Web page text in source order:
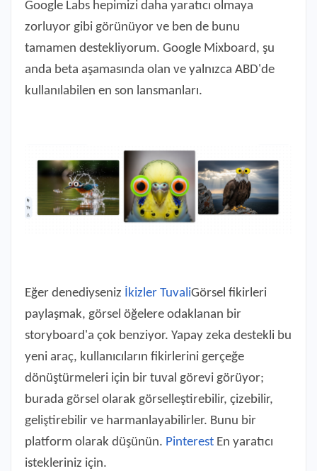
Google Labs hepimizi daha yaratıcı olmaya
zorluyor gibi görünüyor ve ben de bunu
tamamen destekliyorum. Google Mixboard, şu
anda beta aşamasında olan ve yalnızca ABD'de
kullanılabilen en son lansmanları.
Eğer denediyseniz İkizler TuvaliGörsel fikirleri
paylaşmak, görsel öğelere odaklanan bir
storyboard'a çok benziyor. Yapay zeka destekli bu
yeni araç, kullanıcıların fikirlerini gerçeğe
dönüştürmeleri için bir tuval görevi görüyor;
burada görsel olarak görselleştirebilir, çizebilir,
geliştirebilir ve harmanlayabilirler. Bunu bir
platform olarak düşünün. Pinterest En yaratıcı
istekleriniz için.